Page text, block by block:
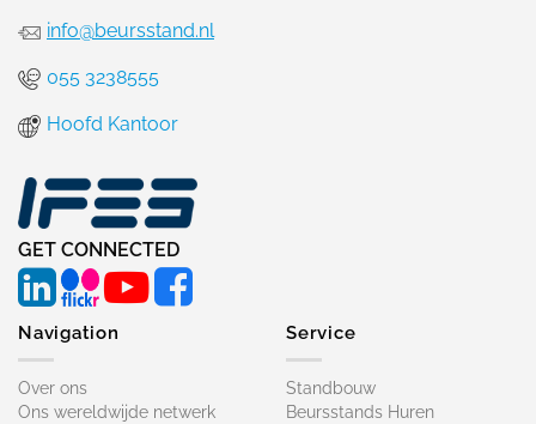
info@beursstand.nl
055 3238555
Hoofd Kantoor
GET CONNECTED
Navigation
Over ons
Ons wereldwijde netwerk
Service
Standbouw
Beursstands Huren